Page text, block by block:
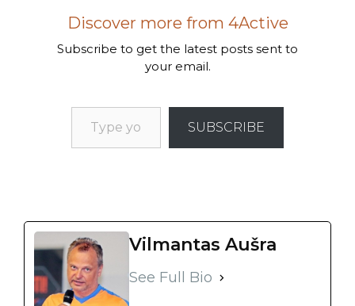
Discover more from 4Active
Subscribe to get the latest posts sent to
your email.
SUBSCRIBE
Vilmantas Aušra
See Full Bio